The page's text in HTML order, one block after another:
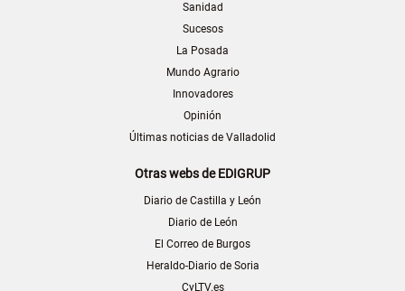
Sanidad
Sucesos
La Posada
Mundo Agrario
Innovadores
Opinión
Últimas noticias de Valladolid
Otras webs de EDIGRUP
Diario de Castilla y León
Diario de León
El Correo de Burgos
Heraldo-Diario de Soria
CyLTV.es